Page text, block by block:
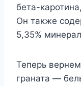
бета-
Он также
5,35%
Теперь
граната —